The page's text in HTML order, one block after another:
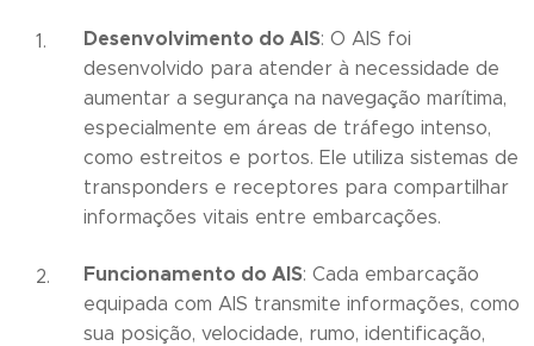
Desenvolvimento do AIS: O AIS foi
desenvolvido para atender à necessidade de
aumentar a segurança na navegação marítima,
especialmente em áreas de tráfego intenso,
como estreitos e portos. Ele utiliza sistemas de
transponders e receptores para compartilhar
informações vitais entre embarcações.
Funcionamento do AIS: Cada embarcação
equipada com AIS transmite informações, como
sua posição, velocidade, rumo, identificação,